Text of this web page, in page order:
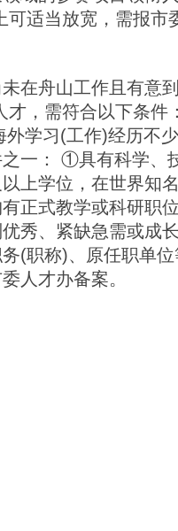
可适当放宽，需报市
在舟山工作且有意
才，需符合以下条件
外学习(工作)经历不
一： ①具有科学、
上学位，在世界知
正式教学或科研职
秀、紧缺急需或成
(职称)、原任职单
人才办备案。